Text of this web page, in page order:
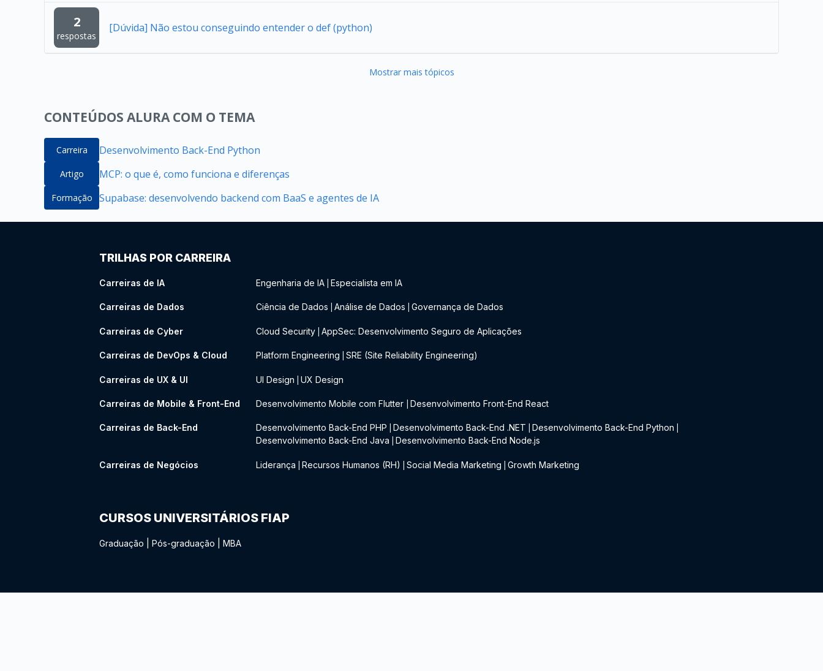
2
respostas
[Dúvida] Não estou conseguindo entender o def (python)
Mostrar mais tópicos
CONTEÚDOS ALURA COM O TEMA
Carreira Desenvolvimento Back-End Python
Artigo MCP: o que é, como funciona e diferenças
Formação Supabase: desenvolvendo backend com BaaS e agentes de IA
TRILHAS POR CARREIRA
Carreiras de IA Engenharia de IA Especialista em IA
Carreiras de Dados Ciência de Dados Análise de Dados Governança de Dados
Carreiras de Cyber Cloud Security AppSec: Desenvolvimento Seguro de Aplicações
Carreiras de DevOps & Cloud Platform Engineering SRE (Site Reliability Engineering)
Carreiras de UX & UI UI Design UX Design
Carreiras de Mobile & Front-End Desenvolvimento Mobile com Flutter Desenvolvimento Front-End React
Carreiras de Back-End Desenvolvimento Back-End PHP Desenvolvimento Back-End .NET Desenvolvimento Back-End Python
Desenvolvimento Back-End Java Desenvolvimento Back-End Node.js
Carreiras de Negócios Liderança Recursos Humanos (RH) Social Media Marketing Growth Marketing
CURSOS UNIVERSITÁRIOS FIAP
Graduação Pós-graduação MBA